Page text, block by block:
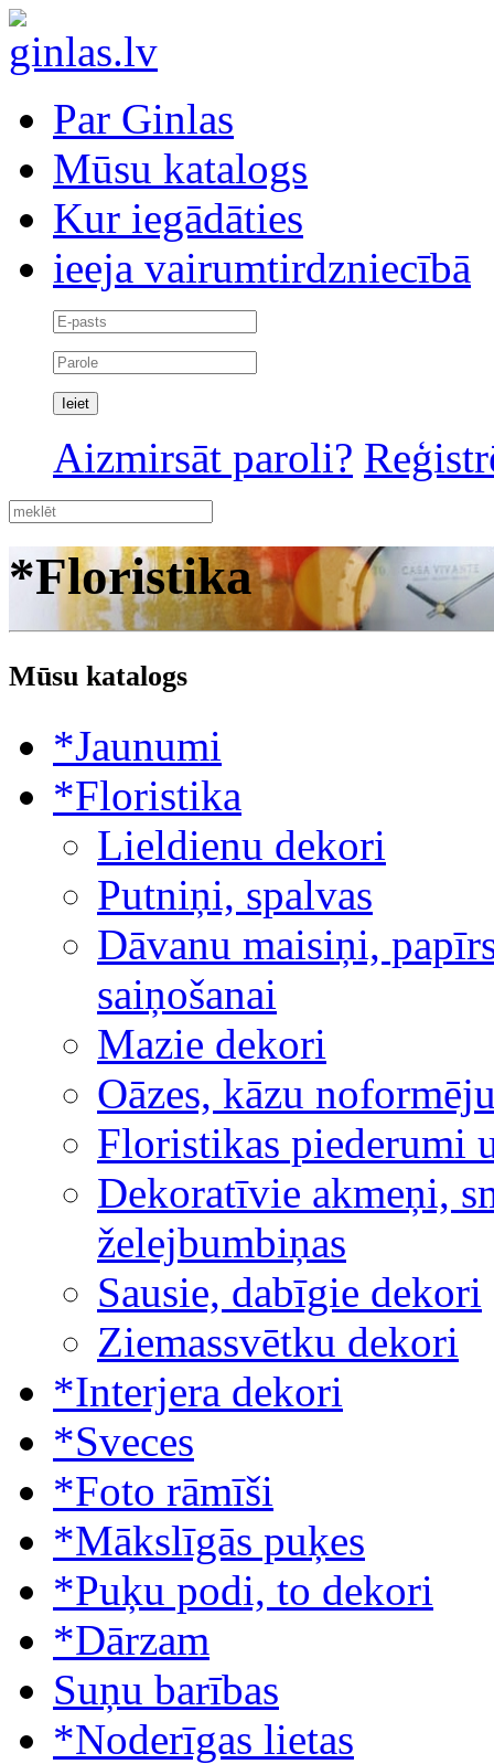
Par Ginlas
Mūsu katalogs
Kur iegādāties
ieeja vairumtirdzniecībā
Aizmirsāt paroli?
*Floristika
Mūsu katalogs
*Jaunumi
*Floristika
Lieldienu dekori
Putniņi, spalvas
Dāvanu maisiņi,
saiņošanai
Mazie dekori
Oāzes, kāzu
Floristikas piederumi
Dekoratīvie akmeņi,
želejbumbiņas
Sausie, dabīgie dekori
Ziemassvētku dekori
*Interjera dekori
*Sveces
*Foto rāmīši
*Mākslīgās puķes
*Puķu podi, to dekori
*Dārzam
Suņu barības
*Noderīgas lietas